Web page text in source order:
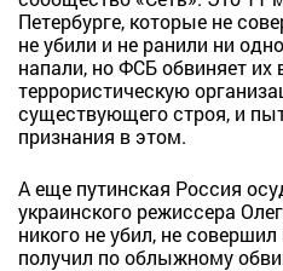
Петербурге, которые не
не убили и не ранили ни
напали, но ФСБ обвиняет их
террористическую
существующего строя, и
признания в этом.
А еще путинская Россия
украинского режиссера
никого не убил, не
получил по облыжному